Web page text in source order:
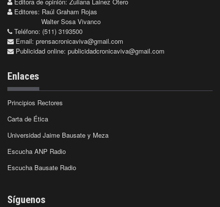
Editores: Raúl Graham Rojas
Walter Sosa Vivanco
Teléfono: (511) 3193500
Email: prensacronicaviva@gmail.com
Publicidad online: publicidadcronicaviva@gmail.com
Enlaces
Principios Rectores
Carta de Ética
Universidad Jaime Bausate y Meza
Escucha ANP Radio
Escucha Bausate Radio
Síguenos